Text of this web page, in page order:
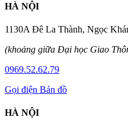
HÀ NỘI
1130A Đê La Thành, Ngọc
(khoảng giữa Đại học Giao
0969.52.62.79
Gọi điện Bản đồ
HÀ NỘI